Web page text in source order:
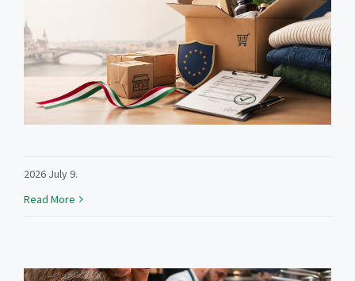
2026 July 9.
Read More